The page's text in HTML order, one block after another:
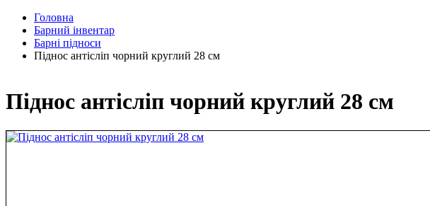
Головна
Барний інвентар
Барні підноси
Піднос антісліп чорний круглий 28 см
Піднос антісліп чорний круглий 28 см